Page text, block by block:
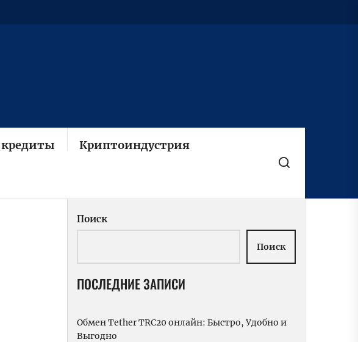
Криптоиндустрия
Поиск
Поиск
ПОСЛЕДНИЕ ЗАПИСИ
Обмен Tether TRC20 онлайн: Быстро, Удобно и
Выгодно